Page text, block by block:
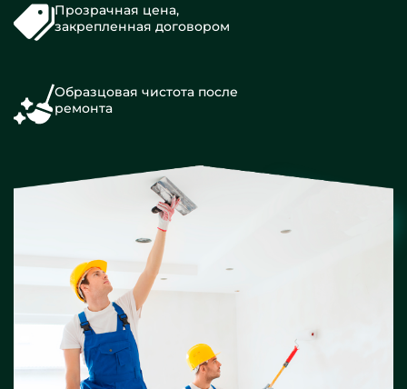
Прозрачная цена,
закрепленная договором
Образцовая чистота после
ремонта